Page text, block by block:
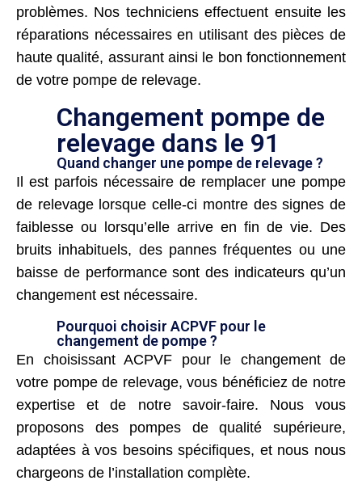
problèmes. Nos techniciens effectuent ensuite les
réparations nécessaires en utilisant des pièces de
haute qualité, assurant ainsi le bon fonctionnement
de votre pompe de relevage.
Changement pompe de
relevage dans le 91
Quand changer une pompe de relevage ?
Il est parfois nécessaire de remplacer une pompe
de relevage lorsque celle-ci montre des signes de
faiblesse ou lorsqu’elle arrive en fin de vie. Des
bruits inhabituels, des pannes fréquentes ou une
baisse de performance sont des indicateurs qu’un
changement est nécessaire.
Pourquoi choisir ACPVF pour le
changement de pompe ?
En choisissant ACPVF pour le changement de
votre pompe de relevage, vous bénéficiez de notre
expertise et de notre savoir-faire. Nous vous
proposons des pompes de qualité supérieure,
adaptées à vos besoins spécifiques, et nous nous
chargeons de l’installation complète.